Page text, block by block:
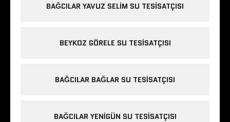
BAĞCILAR YAVUZ SELIM SU TESISATÇISI
BEYKOZ GÖRELE SU TESISATÇISI
BAĞCILAR BAĞLAR SU TESISATÇISI
BAĞCILAR YENIGÜN SU TESISATÇISI